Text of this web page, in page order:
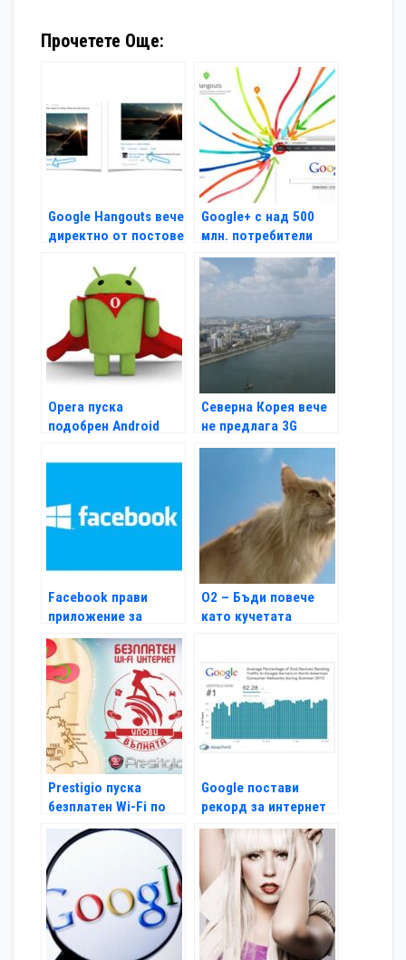
Прочетете Още:
Google Hangouts вече
директно от постове
Google+ с над 500
млн. потребители
Opera пуска
подобрен Android
Северна Корея вече
не предлага 3G
интернет на туристи
Facebook прави
приложение за
Windows 8
O2 – Бъди повече
като кучетата
Prestigio пуска
безплатен Wi-Fi по
черноморието
Google постави
рекорд за интернет
трафик